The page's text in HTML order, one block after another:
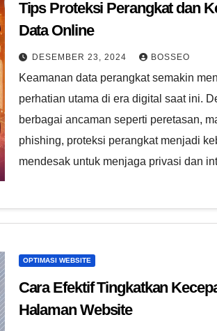
Tips Proteksi Perangkat dan
Data Online
DESEMBER 23, 2024 BOSSEO
Keamanan data perangkat semakin
perhatian utama di era digital saat ini.
berbagai ancaman seperti peretasan,
phishing, proteksi perangkat menjadi
mendesak untuk menjaga privasi dan
OPTIMASI WEBSITE
Cara Efektif Tingkatkan
Halaman Website